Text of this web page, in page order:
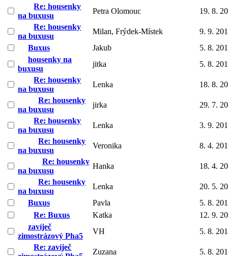
Re: housenky
na buxusu
Petra Olomouc
19. 8.
Re: housenky
na buxusu
Milan, Frýdek-Místek
9. 9.
Buxus
Jakub
5. 8.
housenky na
buxusu
jitka
5. 8.
Re: housenky
na buxusu
Lenka
18. 8.
Re: housenky
na buxusu
jirka
29. 7.
Re: housenky
na buxusu
Lenka
3. 9.
Re: housenky
na buxusu
Veronika
8. 4.
Re: housenky
na buxusu
Hanka
18. 4.
Re: housenky
na buxusu
Lenka
20. 5.
Buxus
Pavla
5. 8.
Re: Buxus
Katka
12. 9.
zavíječ
zimostrázový Pha5
VH
5. 8.
Re: zavíječ
Zuzana
5. 8.